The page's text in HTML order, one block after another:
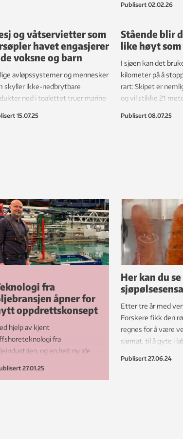
donasjon.
Publisert 02.02.26
og våtservietter som
havet engasjerer
voksne og barn
avløpssystemer og mennesker
skyller ikke-nedbrytbare
ned i toalettet truer marine
15.07.25
Stående blir
like høyt
I sjøen kan det
kilometer på å
rart: Skipet er
og vil stikke 21
Publisert 08.07.25
fra
åpner for
oppdrettskonsept
hjelp av kjent
fra
og en helt ny ide
27.01.25
Her kan du
Etter tre år med
Forskere fikk den
regnes for å være
sjømat, til å gyte i
Publisert 27.06.24